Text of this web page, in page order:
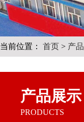
当前位置： 首页 > 产
产品展示
PRODUCTS